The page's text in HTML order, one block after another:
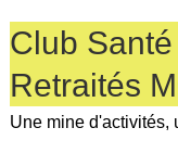
to
content
Club
Retraités
Une mine d'activités,